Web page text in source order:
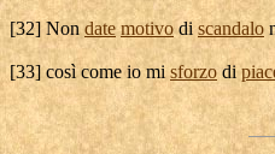
[32] Non date motivo di scandalo
[33] così come io mi sforzo di